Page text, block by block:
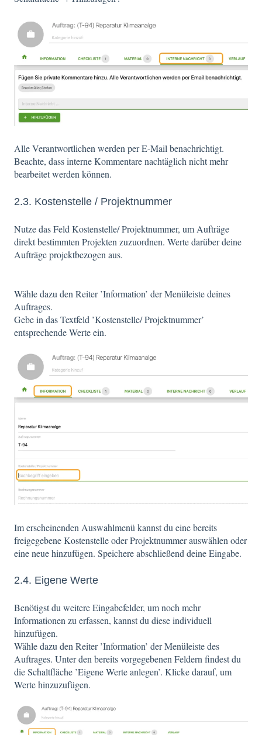
Alle Verantwortlichen werden per E-Mail benachrichtigt.
Beachte, dass interne Kommentare nachtäglich nicht mehr
bearbeitet werden können.
2.3. Kostenstelle / Projektnummer
Nutze das Feld Kostenstelle/ Projektnummer, um Aufträge
direkt bestimmten Projekten zuzuordnen. Werte darüber deine
Aufträge projektbezogen aus.
Wähle dazu den Reiter ’Information’ der Menüleiste deines
Auftrages.
Gebe in das Textfeld ’Kostenstelle/ Projektnummer’
entsprechende Werte ein.
Im erscheinenden Auswahlmenü kannst du eine bereits
freigegebene Kostenstelle oder Projektnummer auswählen oder
eine neue hinzufügen. Speichere abschließend deine Eingabe.
2.4. Eigene Werte
Benötigst du weitere Eingabefelder, um noch mehr
Informationen zu erfassen, kannst du diese individuell
hinzufügen.
Wähle dazu den Reiter ’Information’ der Menüleiste des
Auftrages. Unter den bereits vorgegebenen Feldern findest du
die Schaltfläche ’Eigene Werte anlegen’. Klicke darauf, um
Werte hinzuzufügen.